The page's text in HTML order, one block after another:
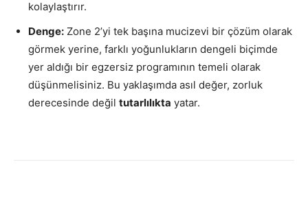
kolaylaştırır.
Denge: Zone 2’yi tek başına mucizevi bir çözüm olarak
görmek yerine, farklı yoğunlukların dengeli biçimde
yer aldığı bir egzersiz programının temeli olarak
düşünmelisiniz. Bu yaklaşımda asıl değer, zorluk
derecesinde değil tutarlılıkta yatar.